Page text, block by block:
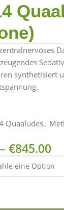
synthetisiert
Quaaludes,
– €845.00